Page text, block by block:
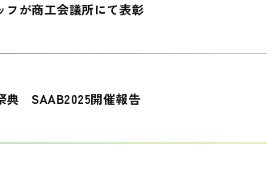
フが商工会議所にて表彰
典 SAAB2025開催報告